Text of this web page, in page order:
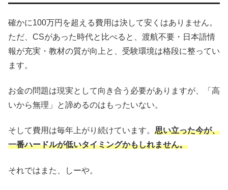
確かに100万円を超える費用は決して安くはありません。
ただ、CSがあった時代と比べると、渡航不要・日本語情
報が充実・教材の質が向上と、受験環境は格段に整ってい
ます。
お金の問題は現実として向き合う必要がありますが、「高
いから無理」と諦めるのはもったいない。
そして費用は毎年上がり続けています。 思い立った今が、
一番ハードルが低いタイミングかもしれません。
それではまた、しーや。